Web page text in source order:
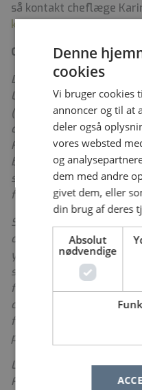
så kontakt cheflæge
kbu@regionsjaelland.dk
Om os
Den 1. januar 2024
Universitetshospital
(NFS). Som et af
og udvikler vi sygehusene
F. Vi har aktivitet på alle
betjener alle regionens
sundhedsydelser samt
for 32 forskellige
Som Danmarks seneste
omdefinere tilgangen til,
ydelser leveres i
sundhedstilbud for alle.
forskning og innovation
om at bygge bro over
fællesskaber og bringe
på borgerne.
Læs mere om Sjællands
F.
Denne
cookies
Vi bruger cookies
annoncer og til at
deler også
vores websted
og
dem med andre
givet dem, eller
din brug af deres
Absolut
nødvendige